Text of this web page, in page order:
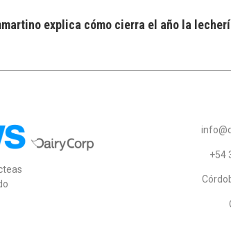
explica cómo cierra el año la
+54